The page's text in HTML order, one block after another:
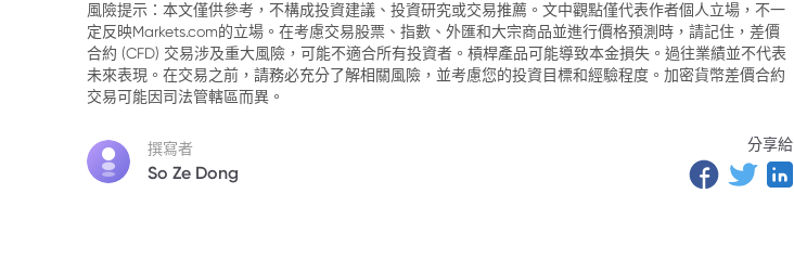
3. 低交易量下的本週市場亮點
4. 半導體與鎢市場的新變化
6. 比特幣挑戰10萬美元大關
風險提示：本文僅供參考，不構成投資建議、投資研究或交易推薦。文中觀點僅代表作者個人立場，不一
定反映Markets.com的立場。在考慮交易股票、指數、外匯和大宗商品並進行價格預測時，請記住，差價
合約 (CFD) 交易涉及重大風險，可能不適合所有投資者。槓桿產品可能導致本金損失。過往業績並不代表
未來表現。在交易之前，請務必充分了解相關風險，並考慮您的投資目標和經驗程度。加密貨幣差價合約
交易可能因司法管轄區而異。
撰寫者
So Ze Dong
分享給